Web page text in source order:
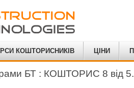
КОШТОРИСНИКІВ ЦІНИ
БТ : КОШТОРИС 8 від